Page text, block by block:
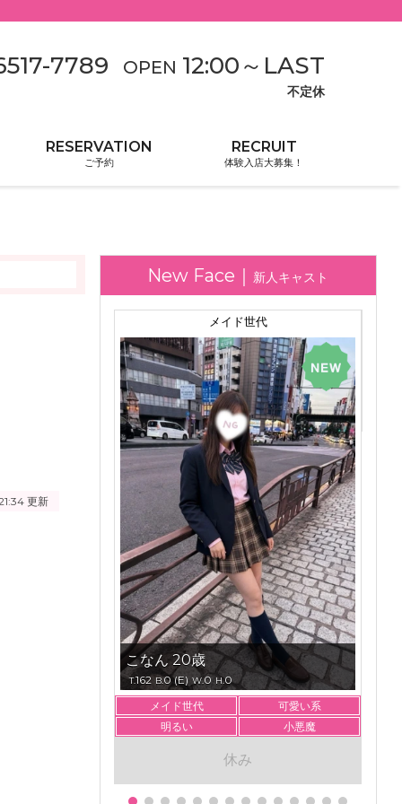
7789 OPEN 12:00～ LAST
不定休
ご予約 体験入店大募集！
更新
新人キャスト
メイド世代
こなん 20歳
T.162 B.0 (E) W.0 H.0
メイド世代
可愛い系
明るい
小悪魔
休み